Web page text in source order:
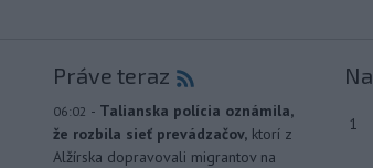
Práve teraz
06:02 - Talianska polícia oznámila,
že rozbila sieť prevádzačov, ktorí z
Alžírska dopravovali migrantov na
1